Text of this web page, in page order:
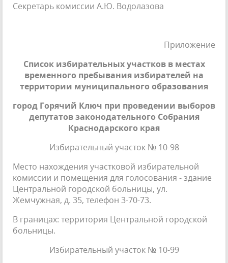
Секретарь комиссии А.Ю. Водолазова
Приложение
Список избирательных участков в местах
временного пребывания избирателей на
территории муниципального образования
город Горячий Ключ при проведении выборов
депутатов законодательного Собрания
Краснодарского края
Избирательный участок № 10-98
Место нахождения участковой избирательной
комиссии и помещения для голосования - здание
Центральной городской больницы, ул.
Жемчужная, д. 35, телефон 3-70-73.
В границах: территория Центральной городской
больницы.
Избирательный участок № 10-99